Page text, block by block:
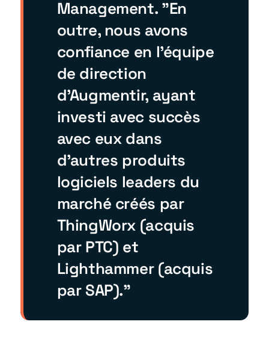
Management. "En
outre, nous avons
confiance en l'équipe
de direction
d'Augmentir, ayant
investi avec succès
avec eux dans
d'autres produits
logiciels leaders du
marché créés par
ThingWorx (acquis
par PTC) et
Lighthammer (acquis
par SAP)."